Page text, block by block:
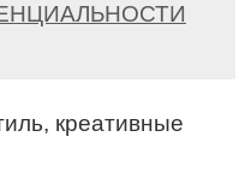
креативные